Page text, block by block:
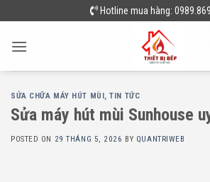
to
content
Hotline mua hàng:
SỬA CHỮA MÁY HÚT MÙI,TIN TỨC
Sửa máy hút mùi Sunhouse
POSTED ON 29 THÁNG 5, 2026 BY QUANTRIWEB